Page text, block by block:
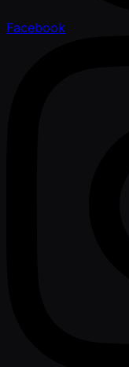
Facebook